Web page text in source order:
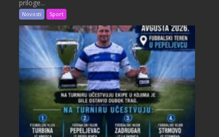
priloge...
Novosti Sport